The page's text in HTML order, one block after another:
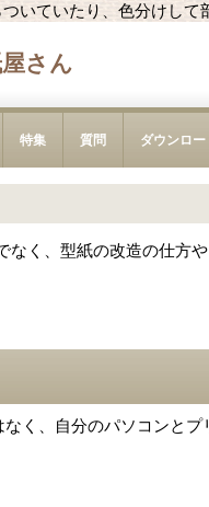
いていたり、色分けし
さん
特集 質問 ダウンロ
なく、型紙の改造の仕方
く、自分のパソコンと